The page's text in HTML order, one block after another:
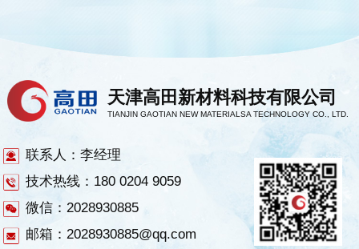
天津高田新材料科技有限公司
TIANJIN GAOTIAN NEW MATERIALSA TECHNOLOGY CO., LTD.
联系人：李经理
技术热线：180 0204 9059
微信：2028930885
邮箱：2028930885@qq.com